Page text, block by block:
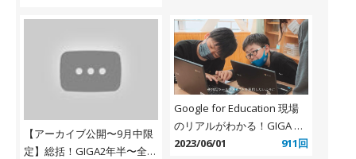
【アーカイブ公開〜9月中限
定】総括！GIGA2年半〜全国
Google for Education 現場
のリアルがわかる！GIGA ス
クール構想実現の姿＜
2023/06/01 911回